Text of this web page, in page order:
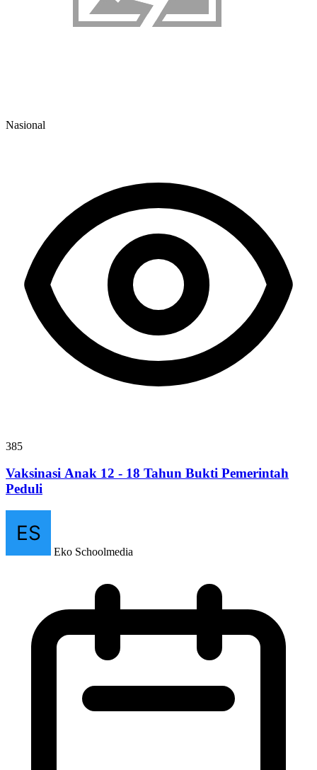
Nasional
385
Vaksinasi Anak 12 - 18 Tahun Bukti Pemerintah
Peduli
Eko Schoolmedia